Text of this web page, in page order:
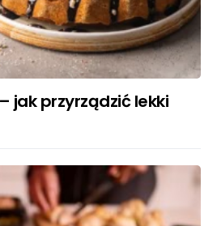
jak przyrządzić lekki